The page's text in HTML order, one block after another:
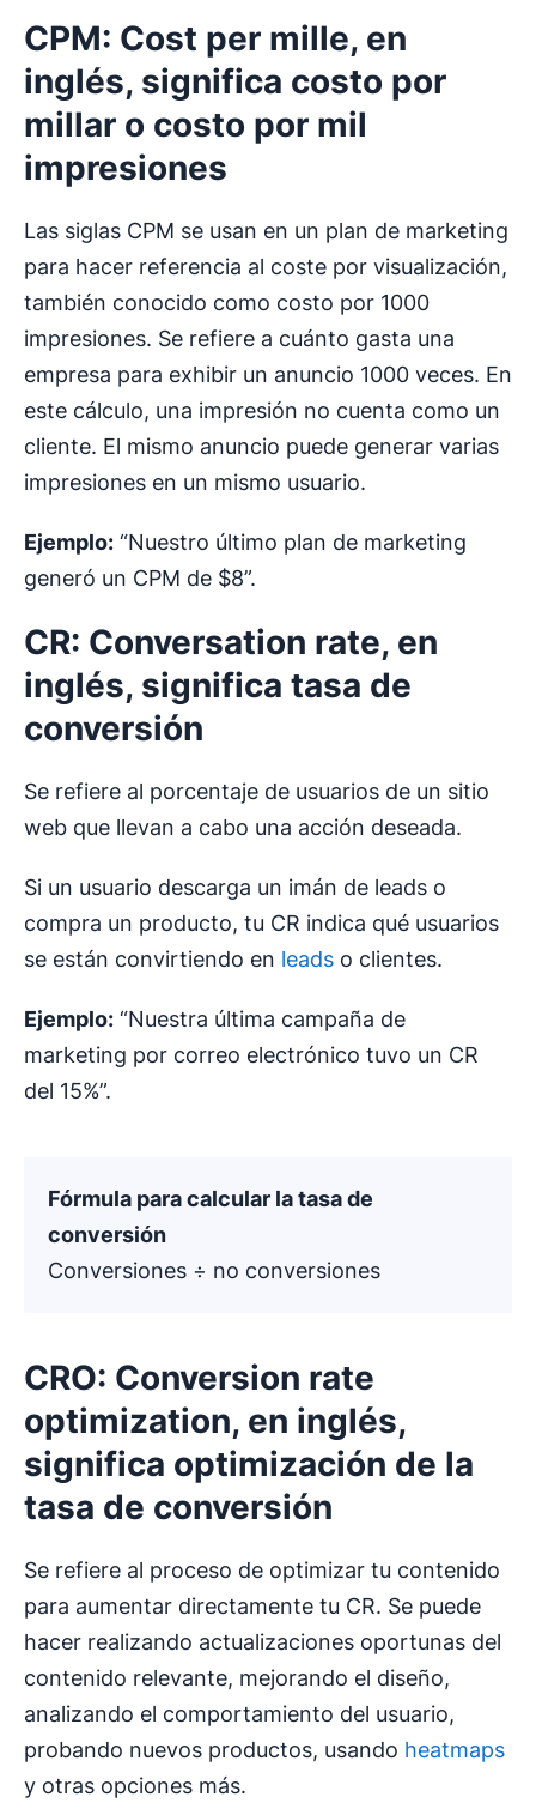
CPM: Cost per mille, en
inglés, significa costo por
millar o costo por mil
impresiones
Las siglas CPM se usan en un plan de marketing
para hacer referencia al coste por visualización,
también conocido como costo por 1000
impresiones. Se refiere a cuánto gasta una
empresa para exhibir un anuncio 1000 veces. En
este cálculo, una impresión no cuenta como un
cliente. El mismo anuncio puede generar varias
impresiones en un mismo usuario.
Ejemplo: “Nuestro último plan de marketing
generó un CPM de $8”.
CR: Conversation rate, en
inglés, significa tasa de
conversión
Se refiere al porcentaje de usuarios de un sitio
web que llevan a cabo una acción deseada.
Si un usuario descarga un imán de leads o
compra un producto, tu CR indica qué usuarios
se están convirtiendo en leads o clientes.
Ejemplo: “Nuestra última campaña de
marketing por correo electrónico tuvo un CR
del 15%”.
Fórmula para calcular latasa de
conversión
Conversiones ÷ no conversiones
CRO: Conversion rate
optimization, en inglés,
significa optimización de la
tasa de conversión
Se refiere al proceso de optimizar tu contenido
para aumentar directamente tu CR. Se puede
hacer realizando actualizaciones oportunas del
contenido relevante, mejorando el diseño,
analizando el comportamiento del usuario,
probando nuevos productos, usando heatmaps
y otras opciones más.